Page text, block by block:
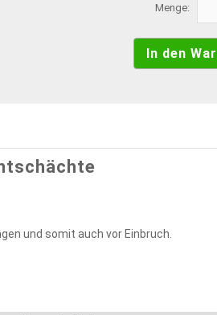
Menge:
und somit auch vor Einbruch.